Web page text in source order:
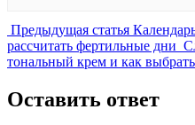
Предыдущая статья
запись:
рассчитать фертильные дни
тональный крем и как
Оставить ответ